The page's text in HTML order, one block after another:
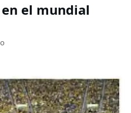
el mundial